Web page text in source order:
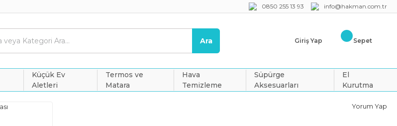
0850 255 13 93 info@hakman.com.tr
Ara Giriş Yap Sepet
Küçük Ev
Aletleri
Termos ve
Matara
Hava
Temizleme
Süpürge
Aksesuarları
El
Kurutma
Yorum Yap